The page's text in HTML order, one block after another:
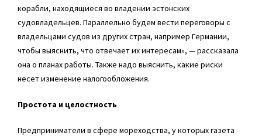
корабли, находящиеся во владении эстонских
судовладельцев. Параллельно будем вести переговоры с
владельцами судов из других стран, например Германии,
чтобы выяснить, что отвечает их интересам», — рассказала
она о планах работы. Также надо выяснить, какие риски
несет изменение налогообложения.
Простота и целостность
Предприниматели в сфере мореходства, у которых газета